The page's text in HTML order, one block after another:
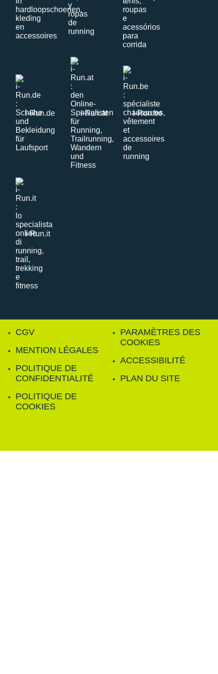
i-Run.de i-Run.at i-Run.be
i-Run.it
CGV
MENTION LÉGALES
POLITIQUE DE
CONFIDENTIALITÉ
POLITIQUE DE
COOKIES
PARAMÈTRES DES
COOKIES
ACCESSIBILITÉ
PLAN DU SITE